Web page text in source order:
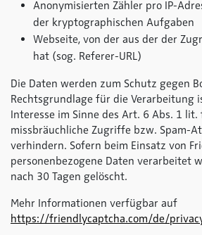
Anonymisierten Zähler pro IP-
der kryptographischen Aufgaben
Webseite, von der aus der der
hat (sog. Referer-URL)
Die Daten werden zum Schutz gegen
Rechtsgrundlage für die Verarbeitung
Interesse im Sinne des Art. 6 Abs. 1 lit.
missbräuchliche Zugriffe bzw. Spam-
verhindern. Sofern beim Einsatz von
personenbezogene Daten verarbeitet
nach 30 Tagen gelöscht.
Mehr Informationen verfügbar auf
https://friendlycaptcha.com/de/